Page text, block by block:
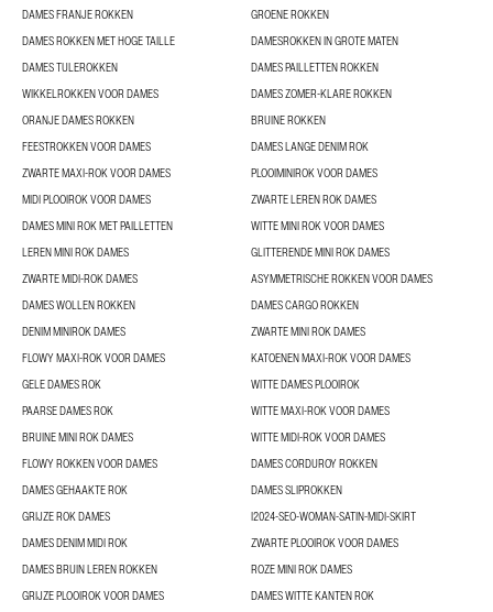
DAMES FRANJE ROKKEN
GROENE ROKKEN
DAMES ROKKEN MET HOGE TAILLE
DAMESROKKEN IN GROTE MATEN
DAMES TULEROKKEN
DAMES PAILLETTEN ROKKEN
WIKKELROKKEN VOOR DAMES
DAMES ZOMER-KLARE ROKKEN
ORANJE DAMES ROKKEN
BRUINE ROKKEN
FEESTROKKEN VOOR DAMES
DAMES LANGE DENIM ROK
ZWARTE MAXI-ROK VOOR DAMES
PLOOIMINIROK VOOR DAMES
MIDI PLOOIROK VOOR DAMES
ZWARTE LEREN ROK DAMES
DAMES MINI ROK MET PAILLETTEN
WITTE MINI ROK VOOR DAMES
LEREN MINI ROK DAMES
GLITTERENDE MINI ROK DAMES
ZWARTE MIDI-ROK DAMES
ASYMMETRISCHE ROKKEN VOOR DAMES
DAMES WOLLEN ROKKEN
DAMES CARGO ROKKEN
DENIM MINIROK DAMES
ZWARTE MINI ROK DAMES
FLOWY MAXI-ROK VOOR DAMES
KATOENEN MAXI-ROK VOOR DAMES
GELE DAMES ROK
WITTE DAMES PLOOIROK
PAARSE DAMES ROK
WITTE MAXI-ROK VOOR DAMES
BRUINE MINI ROK DAMES
WITTE MIDI-ROK VOOR DAMES
FLOWY ROKKEN VOOR DAMES
DAMES CORDUROY ROKKEN
DAMES GEHAAKTE ROK
DAMES SLIPROKKEN
GRIJZE ROK DAMES
I2024-SEO-WOMAN-SATIN-MIDI-SKIRT
DAMES DENIM MIDI ROK
ZWARTE PLOOIROK VOOR DAMES
DAMES BRUIN LEREN ROKKEN
ROZE MINI ROK DAMES
GRIJZE PLOOIROK VOOR DAMES
DAMES WITTE KANTEN ROK